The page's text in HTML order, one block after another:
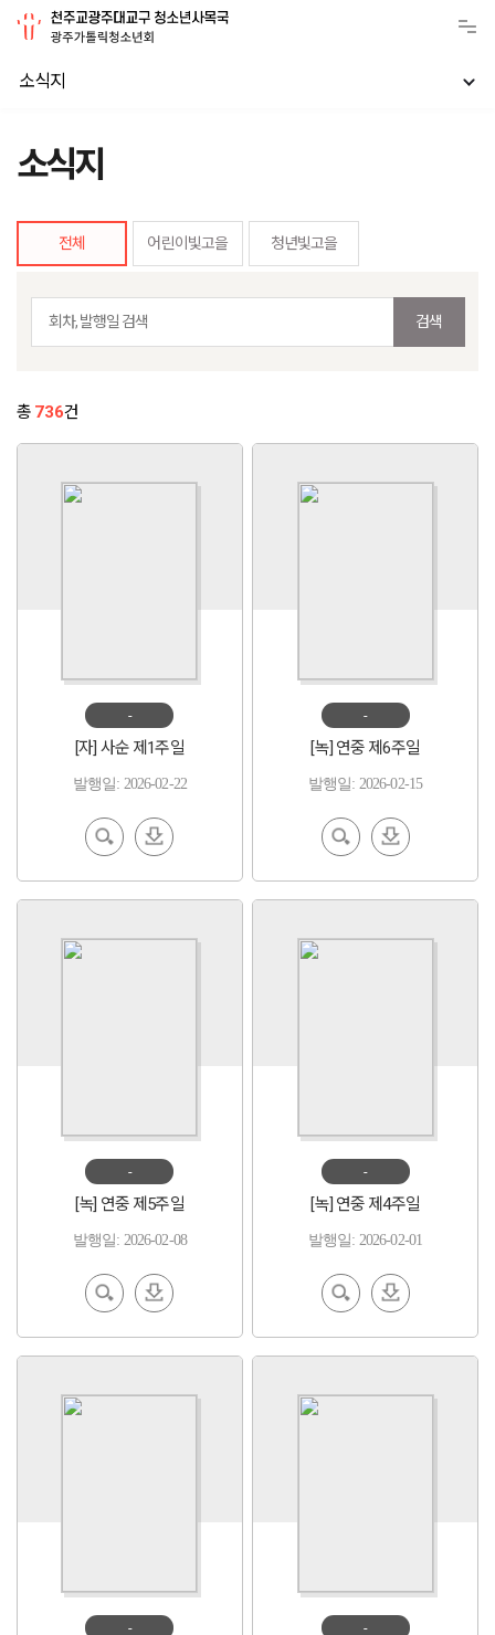
소식지
소식지
전체 어린이빛고을 청년빛고을
검색
총 736건
-
[자] 사순 제1주일
발행일: 2026-02-22
EBoo
k 보기
다운
로드
-
[녹] 연중 제6주일
발행일: 2026-02-15
EBoo
k 보기
다운
로드
-
[녹] 연중 제5주일
발행일: 2026-02-08
EBoo
k 보기
다운
로드
-
[녹] 연중 제4주일
발행일: 2026-02-01
EBoo
k 보기
다운
로드
- -